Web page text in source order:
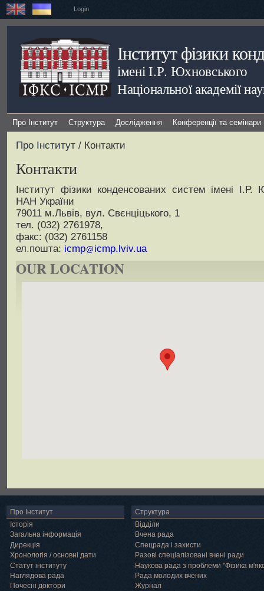
Login
Інститут фізики
імені І.Р. Юхновського
Національної академії
Про Інститут Структура Дослідження Конференції та семінари
Про Інститут / Контакти
Контакти
Інститут фізики конденсованих систем імені І.Р.
НАН України
79011 м.Львів, вул. Свєнціцького, 1
тел. (032) 2761978,
факс: (032) 2761158
ел.пошта: icmp icmp.lviv.ua
OUR LOCATION
Про Інститут
Історія
Загальна інформація
Дирекція
Хронологія / основні дати
Статут інституту
Наглядова рада
Почесні доктори
Структура
Відділи
Вчена рада
Спецрада і захисти
Разові спеціалізовані вчені ради
Наукова рада з проблеми "Фізика
Рада молодих вчених
Журнал